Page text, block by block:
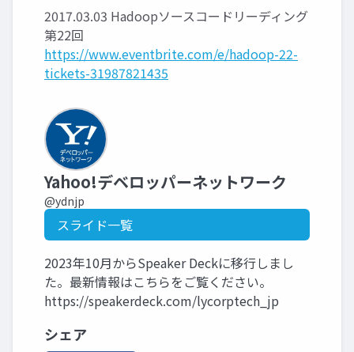
2017.03.03 Hadoopソースコードリーディング
第22回
https://www.eventbrite.com/e/hadoop-22-
tickets-31987821435
Yahoo!デベロッパーネットワーク
@ydnjp
スライド一覧
2023年10月からSpeaker Deckに移行しまし
た。最新情報はこちらをご覧ください。
https://speakerdeck.com/lycorptech_jp
シェア